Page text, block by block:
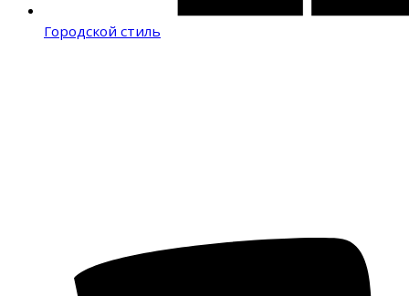
Городской стиль